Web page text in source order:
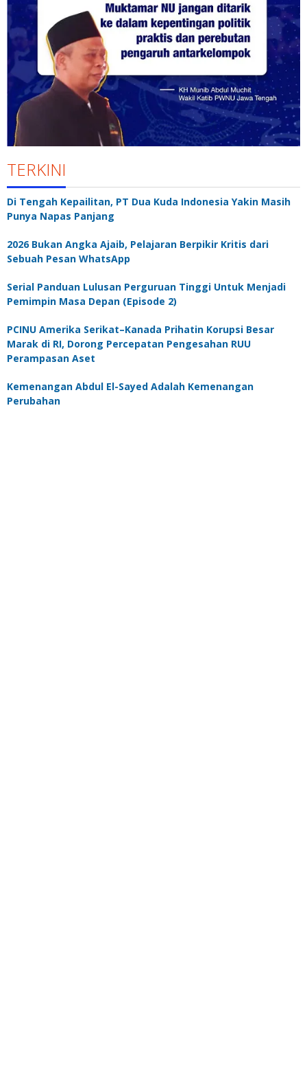
TERKINI
Di Tengah Kepailitan, PT Dua Kuda Indonesia Yakin Masih
Punya Napas Panjang
2026 Bukan Angka Ajaib, Pelajaran Berpikir Kritis dari
Sebuah Pesan WhatsApp
Serial Panduan Lulusan Perguruan Tinggi Untuk Menjadi
Pemimpin Masa Depan (Episode 2)
PCINU Amerika Serikat–Kanada Prihatin Korupsi Besar
Marak di RI, Dorong Percepatan Pengesahan RUU
Perampasan Aset
Kemenangan Abdul El-Sayed Adalah Kemenangan
Perubahan